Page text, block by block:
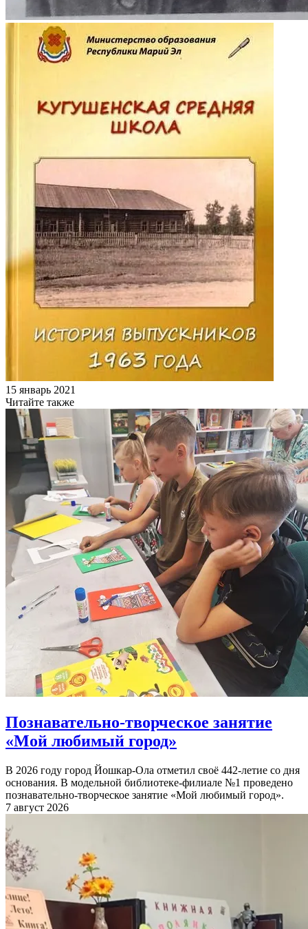
15 январь 2021
Читайте также
Познавательно-творческое занятие
«Мой любимый город»
В 2026 году город Йошкар-Ола отметил своё 442-летие со дня
основания. В модельной библиотеке-филиале №1 проведено
познавательно-творческое занятие «Мой любимый город».
7 август 2026